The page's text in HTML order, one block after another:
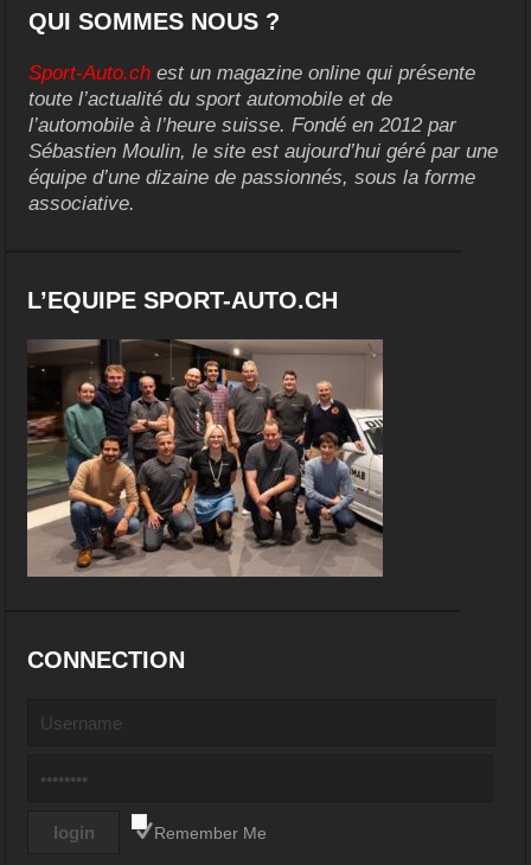
QUI SOMMES NOUS ?
Sport-Auto.ch est un magazine online qui présente
toute l’actualité du sport automobile et de
l’automobile à l’heure suisse. Fondé en 2012 par
Sébastien Moulin, le site est aujourd’hui géré par une
équipe d’une dizaine de passionnés, sous la forme
associative.
L’EQUIPE SPORT-AUTO.CH
CONNECTION
Remember Me